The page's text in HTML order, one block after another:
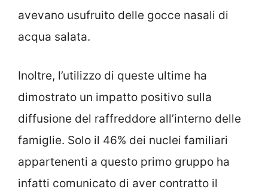
avevano usufruito delle gocce nasali di
acqua salata.
Inoltre, l’utilizzo di queste ultime ha
dimostrato un impatto positivo sulla
diffusione del raffreddore all’interno delle
famiglie. Solo il 46% dei nuclei familiari
appartenenti a questo primo gruppo ha
infatti comunicato di aver contratto il